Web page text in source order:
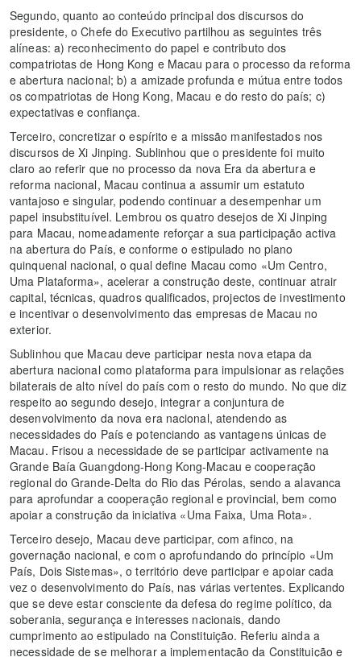
Segundo, quanto ao conteúdo principal dos discursos do
presidente, o Chefe do Executivo partilhou as seguintes três
alíneas: a) reconhecimento do papel e contributo dos
compatriotas de Hong Kong e Macau para o processo da reforma
e abertura nacional; b) a amizade profunda e mútua entre todos
os compatriotas de Hong Kong, Macau e do resto do país; c)
expectativas e confiança.
Terceiro, concretizar o espírito e a missão manifestados nos
discursos de Xi Jinping. Sublinhou que o presidente foi muito
claro ao referir que no processo da nova Era da abertura e
reforma nacional, Macau continua a assumir um estatuto
vantajoso e singular, podendo continuar a desempenhar um
papel insubstituível. Lembrou os quatro desejos de Xi Jinping
para Macau, nomeadamente reforçar a sua participação activa
na abertura do País, e conforme o estipulado no plano
quinquenal nacional, o qual define Macau como «Um Centro,
Uma Plataforma», acelerar a construção deste, continuar atrair
capital, técnicas, quadros qualificados, projectos de investimento
e incentivar o desenvolvimento das empresas de Macau no
exterior.
Sublinhou que Macau deve participar nesta nova etapa da
abertura nacional como plataforma para impulsionar as relações
bilaterais de alto nível do país com o resto do mundo. No que diz
respeito ao segundo desejo, integrar a conjuntura de
desenvolvimento da nova era nacional, atendendo as
necessidades do País e potenciando as vantagens únicas de
Macau. Frisou a necessidade de se participar activamente na
Grande Baía Guangdong-Hong Kong-Macau e cooperação
regional do Grande-Delta do Rio das Pérolas, sendo a alavanca
para aprofundar a cooperação regional e provincial, bem como
apoiar a construção da iniciativa «Uma Faixa, Uma Rota».
Terceiro desejo, Macau deve participar, com afinco, na
governação nacional, e com o aprofundando do princípio «Um
País, Dois Sistemas», o território deve participar e apoiar cada
vez o desenvolvimento do País, nas várias vertentes. Explicando
que se deve estar consciente da defesa do regime político, da
soberania, segurança e interesses nacionais, dando
cumprimento ao estipulado na Constituição. Referiu ainda a
necessidade de se melhorar a implementação da Constituição e